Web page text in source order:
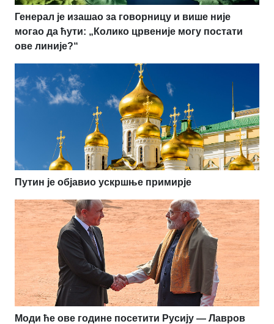
Генерал је изашао за говорницу и више није
могао да ћути: „Колико црвеније могу постати
ове линије?“
Путин је објавио ускршње примирје
Моди ће ове године посетити Русију — Лавров